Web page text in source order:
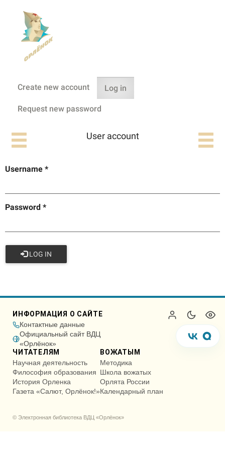
Primary tabs
Create new account Log in
tab)
Request new password
User account
Username *
Password *
LOG IN
ИНФОРМАЦИЯ О САЙТЕ
Контактные данные
Официальный сайт ВДЦ
«Орлёнок»
© Электронная библиотека ВДЦ «Орлёнок»
ЧИТАТЕЛЯМ
Научная деятельность
Философия образования
История Орленка
Газета «Салют, Орлёнок!»
ВОЖАТЫМ
Методика
Школа вожатых
Орлята России
Календарный план